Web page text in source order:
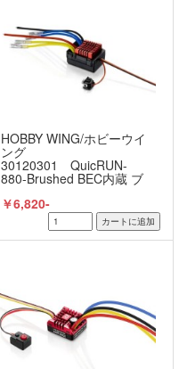
HOBBY WING/ホビーウイ
ング
30120301 QuicRUN-
880-Brushed BEC内蔵 ブ
ラシモーター用ツイン仕
様 ESC
￥6,820-